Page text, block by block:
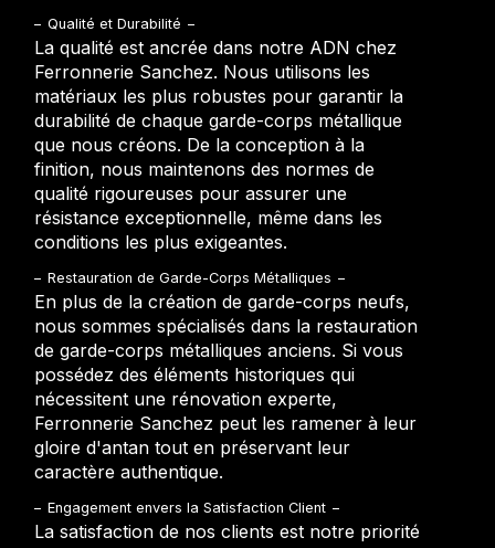
Qualité et Durabilité
La qualité est ancrée dans notre ADN chez
Ferronnerie Sanchez. Nous utilisons les
matériaux les plus robustes pour garantir la
durabilité de chaque garde-corps métallique
que nous créons. De la conception à la
finition, nous maintenons des normes de
qualité rigoureuses pour assurer une
résistance exceptionnelle, même dans les
conditions les plus exigeantes.
Restauration de Garde-Corps Métalliques
En plus de la création de garde-corps neufs,
nous sommes spécialisés dans la restauration
de garde-corps métalliques anciens. Si vous
possédez des éléments historiques qui
nécessitent une rénovation experte,
Ferronnerie Sanchez peut les ramener à leur
gloire d'antan tout en préservant leur
caractère authentique.
Engagement envers la Satisfaction Client
La satisfaction de nos clients est notre priorité